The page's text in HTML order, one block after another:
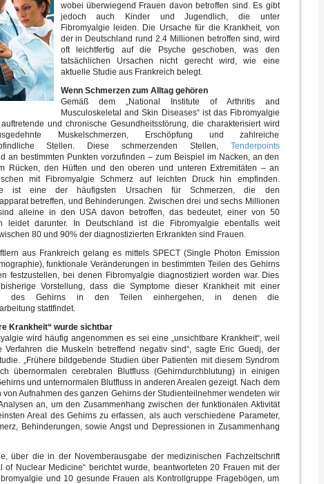
wobei überwiegend Frauen davon betroffen sind. Es gibt
jedoch auch Kinder und Jugendlich, die unter
Fibromyalgie leiden. Die Ursache für die Krankheit, von
der in Deutschland rund 2.4 Millionen betroffen sind, wird
oft leichtfertig auf die Psyche geschoben, was den
tatsächlichen Ursachen nicht gerecht wird, wie eine
aktuelle Studie aus Frankreich belegt.
Wenn Schmerzen zum Alltag gehören
Gemäß dem „National Institute of Arthritis and
Musculoskeletal and Skin Diseases“ ist das Fibromyalgie
und chronische Gesundheitsstörung, die charakterisiert wird
Muskelschmerzen, Erschöpfung und zahlreiche
Stellen. Diese schmerzenden Stellen, Tenderpoints
an bestimmten Punkten vorzufinden – zum Beispiel im Nacken, an den
Rücken, den Hüften und den oberen und unteren Extremitäten – an
mit Fibromyalgie Schmerz auf leichten Druck hin empfinden.
ist eine der häufigsten Ursachen für Schmerzen, die den
betreffen, und Behinderungen. Zwischen drei und sechs Millionen
alleine in den USA davon betroffen, das bedeutet, einer von 50
leidet darunter. In Deutschland ist die Fibromyalgie ebenfalls weit
80 und 90% der diagnostizierten Erkrankten sind Frauen.
aus Frankreich gelang es mittels SPECT (Single Photon Emission
funktionale Veränderungen in bestimmten Teilen des Gehirns
festzustellen, bei denen Fibromyalgie diagnostiziert worden war. Dies
Vorstellung, dass die Symptome dieser Krankheit mit einer
des Gehirns in den Teilen einhergehen, in denen die
stattfindet.
Krankheit“ wurde sichtbar
wird häufig angenommen es sei eine „unsichtbare Krankheit“, weil
Verfahren die Muskeln betreffend negativ sind“, sagte Eric Guedj, der
„Frühere bildgebende Studien über Patienten mit diesem Syndrom
übernormalen cerebralen Blutfluss (Gehirndurchblutung) in einigen
und unternormalen Blutfluss in anderen Arealen gezeigt. Nach dem
von Aufnahmen des ganzen Gehirns der Studienteilnehmer wendeten wir
an, um den Zusammenhang zwischen der funktionalen Aktivität
Areal des Gehirns zu erfassen, als auch verschiedene Parameter,
Behinderungen, sowie Angst und Depressionen in Zusammenhang
über die in der Novemberausgabe der medizinischen Fachzeitschrift
of Nuclear Medicine“ berichtet wurde, beantworteten 20 Frauen mit der
und 10 gesunde Frauen als Kontrollgruppe Fragebögen, um